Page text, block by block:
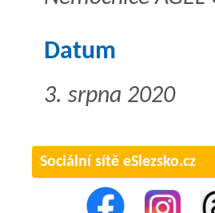
Datum
3. srpna 2020
Sociální sítě eSlezsko.cz